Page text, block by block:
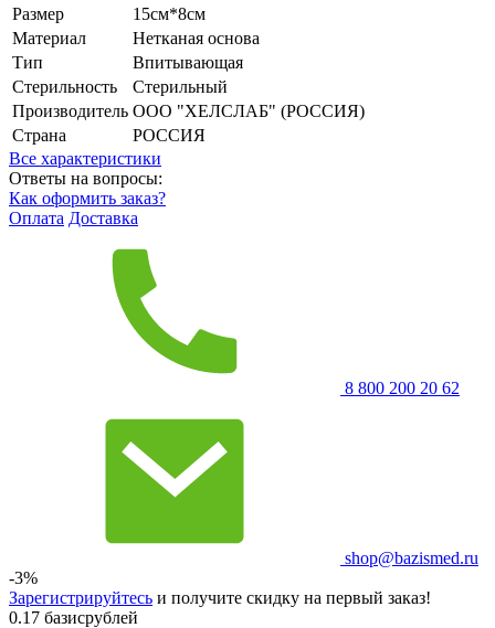
Размер
15см*8см
Материал
Нетканая основа
Тип
Впитывающая
Стерильность
Стерильный
Производитель ООО "ХЕЛСЛАБ" (РОССИЯ)
Страна
РОССИЯ
Все характеристики
Ответы на вопросы:
Как оформить заказ?
Оплата Доставка
8 800 200 20 62
shop@bazismed.ru
-3%
Зарегистрируйтесь и получите скидку на первый заказ!
0.17 базисрублей